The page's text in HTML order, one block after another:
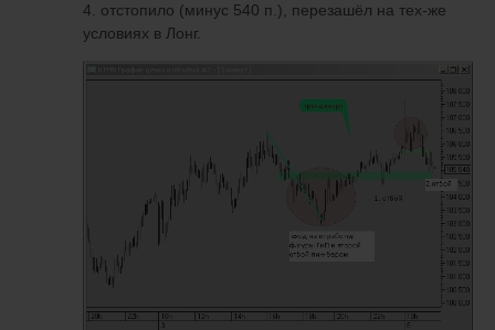
4. отстопило (минус 540 п.), перезашёл на тех-же
условиях в Лонг.